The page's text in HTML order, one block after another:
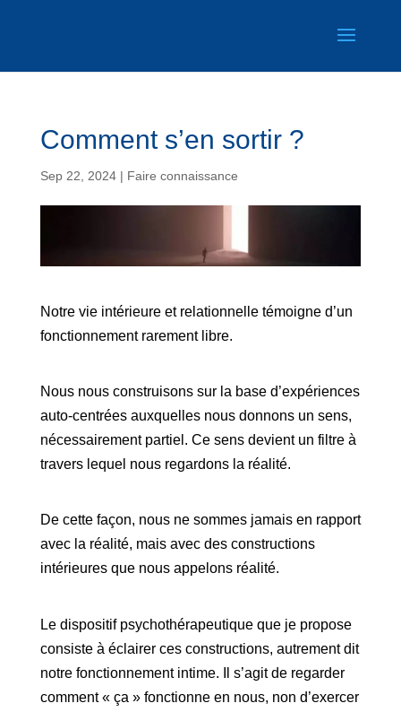
Comment s’en sortir ?
Sep 22, 2024| Faire connaissance
Notre vie intérieure et relationnelle témoigne d’un
fonctionnement rarement libre.
Nous nous construisons sur la base d’expériences
auto-centrées auxquelles nous donnons un sens,
nécessairement partiel. Ce sens devient un filtre à
travers lequel nous regardons la réalité.
De cette façon, nous ne sommes jamais en rapport
avec la réalité, mais avec des constructions
intérieures que nous appelons réalité.
Le dispositif psychothérapeutique que je propose
consiste à éclairer ces constructions, autrement dit
notre fonctionnement intime. Il s’agit de regarder
comment « ça » fonctionne en nous, non d’exercer